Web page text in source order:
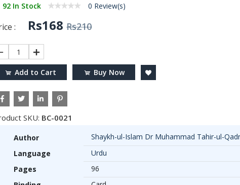
92 In Stock 0 Review(s)
: Rs168 Rs210
1
Add to Cart Buy Now
SKU: BC-0021
Author
Shaykh-ul-Islam Dr Muhammad Tahir-ul-
Language
Urdu
Pages
96